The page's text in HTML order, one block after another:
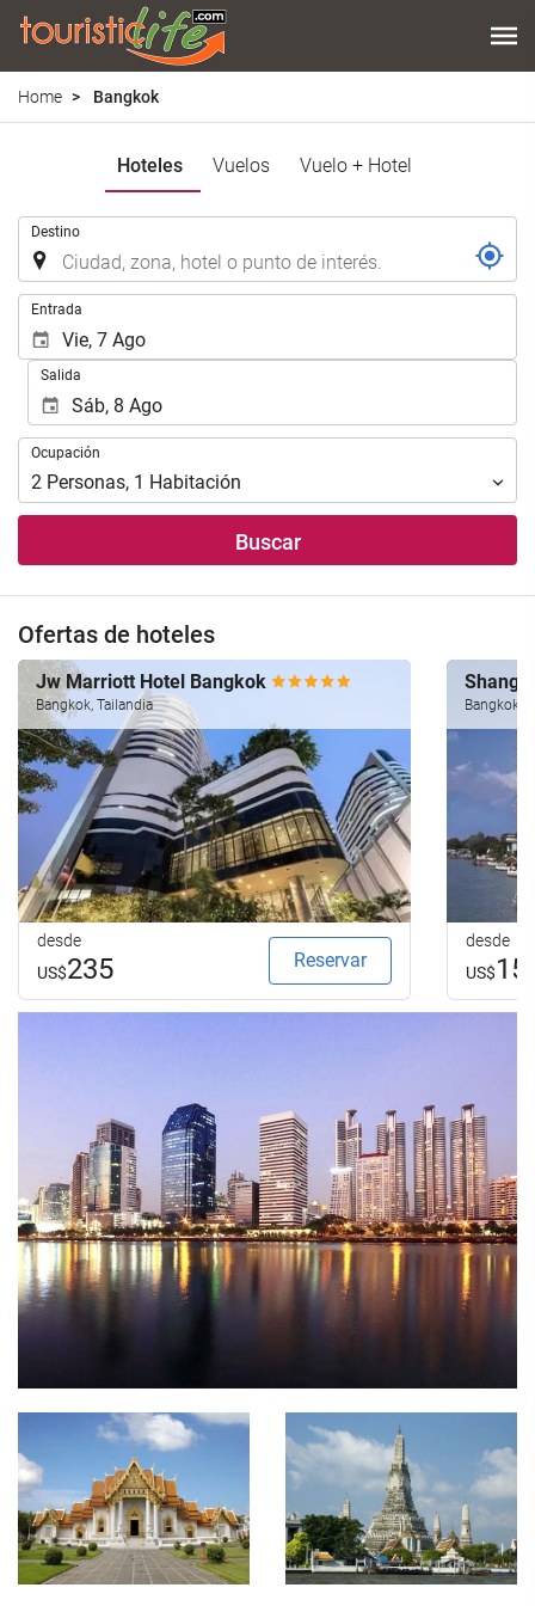
Home Bangkok
Hoteles Vuelos Vuelo + Hotel
Destino
Entrada
Salida
Ocupación
Ocupación
2 Personas, 1 Habitación
Buscar
Ofertas de hoteles
Jw Marriott Hotel Bangkok
Bangkok, Tailandia
desde
US$235 Reservar
Bangkok,
desde
US$